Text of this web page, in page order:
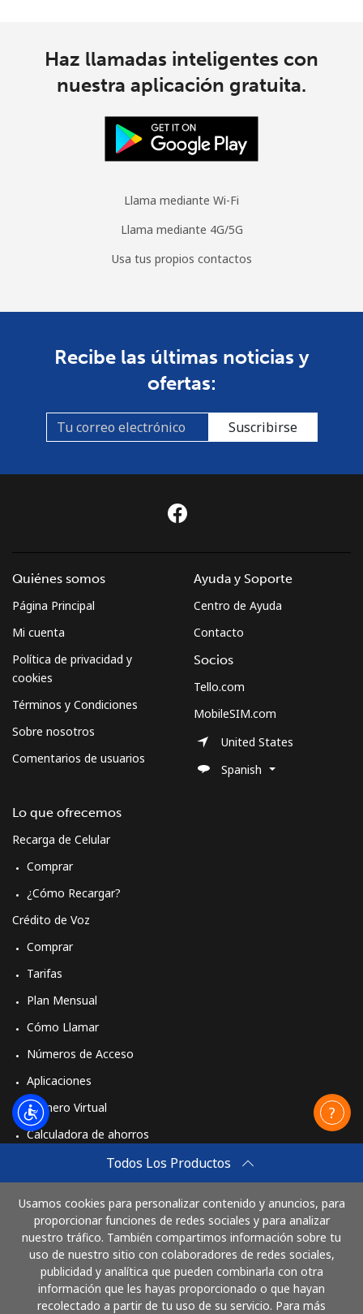
Haz llamadas inteligentes con
nuestra aplicación gratuita.
Llama mediante Wi-Fi
Llama mediante 4G/5G
Usa tus propios contactos
Recibe las últimas noticias y
ofertas:
Suscribirse
Todos Los Productos
Usamos cookies para personalizar contenido y anuncios, para
proporcionar funciones de redes sociales y para analizar
nuestro tráfico. También compartimos información sobre tu
uso de nuestro sitio con colaboradores de redes sociales,
publicidad y analítica que pueden combinarla con otra
información que les hayas proporcionado o que hayan
recolectado a partir de tu uso de su servicio. Para más
Quiénes somos
Página Principal
Mi cuenta
Política de privacidad y
cookies
Términos y Condiciones
Sobre nosotros
Comentarios de usuarios
Lo que ofrecemos
Recarga de Celular
Comprar
¿Cómo Recargar?
Crédito de Voz
Comprar
Tarifas
Plan Mensual
Cómo Llamar
Números de Acceso
Aplicaciones
Número Virtual
Calculadora de ahorros
Cómo funciona
Ayuda y Soporte
Centro de Ayuda
Contacto
Socios
Tello.com
MobileSIM.com
United States
Spanish
Paga con